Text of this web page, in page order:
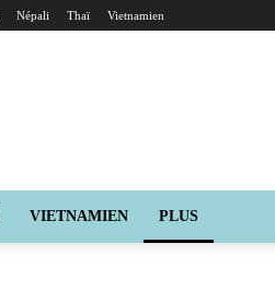
Népali Thaï Vietnamien
VIETNAMIEN PLUS